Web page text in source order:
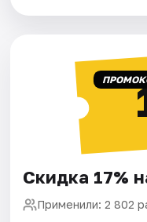
Скидка 17%
Применили: 2 802